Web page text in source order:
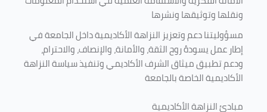
ونقلها وتوثيقها ونشرها
مسؤوليتنا دعم وتعزيز النزاهة الأكاديمية داخل الجامعة في
إطار عمل يسودهُ روح الثقة، والأمانة، والإنصاف، والاحترام،
ودعم تطبيق ميثاق الشرف الأكاديمي وتنفيذ سياسة النزاهة
الأكاديمية الخاصة بالجامعة
مبادئ النزاهة الأكاديمية